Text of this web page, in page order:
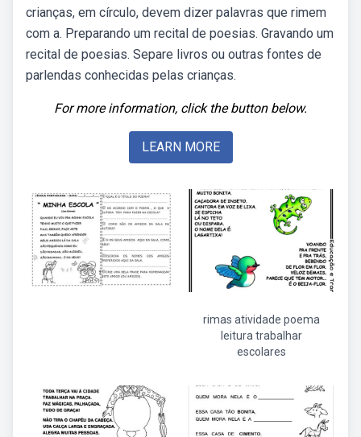
crianças, em círculo, devem dizer palavras que rimem
com a. Preparando um recital de poesias. Gravando um
recital de poesias. Separe livros ou outras fontes de
parlendas conhecidas pelas crianças.
For more information, click the button below.
LEARN MORE
rimas atividade poema
leitura trabalhar
escolares